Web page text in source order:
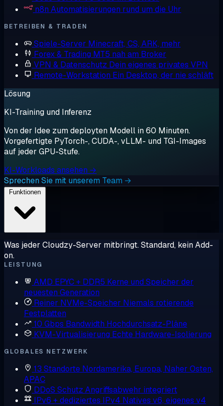
n8n Automatisierungen rund um die Uhr
BETREIBEN & TRADEN
Spiele-Server Minecraft, CS, ARK, mehr
Forex & Trading MT5 nah am Broker
VPN & Datenschutz Dein eigenes privates VPN
Remote-Workstation Ein Desktop, der nie schläft
Lösung
KI-Training und Inferenz
Von der Idee zum deployten Modell in 60 Minuten.
Vorgefertigte PyTorch-, CUDA-, vLLM- und TGI-Images
auf jeder GPU-Stufe.
KI-Workloads ansehen →
Sprechen Sie mit unserem Team →
Was jeder Cloudzy-Server mitbringt. Standard, kein Add-
on.
LEISTUNG
AMD EPYC + DDR5 Kerne und Speicher der
neuesten Generation
Reiner NVMe-Speicher Niemals rotierende
Festplatten
10 Gbps Bandwidth Hochdurchsatz-Pläne
KVM-Virtualisierung Echte Hardware-Isolierung
GLOBALES NETZWERK
13 Standorte Nordamerika, Europa, Naher Osten,
APAC
DDoS Schutz Angriffsabwehr integriert
IPv6 + dediziertes IPv4 Natives v6, eigenes v4